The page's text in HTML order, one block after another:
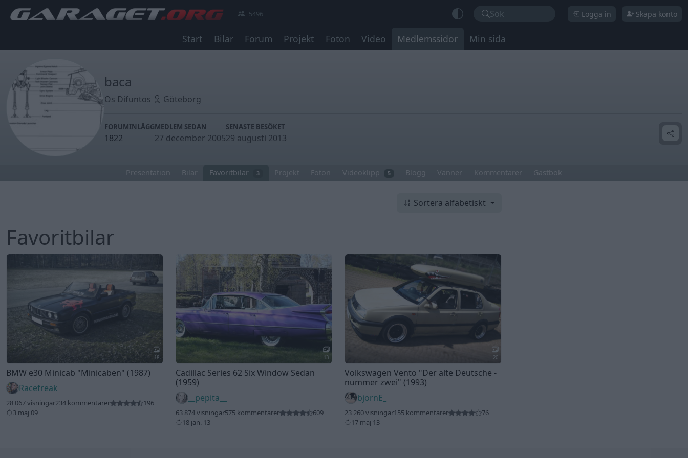
5496 Sök Logga in Skapa konto
Start Bilar Forum Projekt Foton Video Medlemssidor Min sida
baca
Os Difuntos Göteborg
FORUMINLÄGG
1822
MEDLEM SEDAN
27 december 2005
SENASTE BESÖKET
29 augusti 2013
Presentation Bilar Favoritbilar 3 Projekt Foton Videoklipp 5 Blogg Vänner Kommentarer Gästbok
Sortera alfabetiskt
Favoritbilar
18
BMW e30 Minicab "Minicaben" (1987)
Racefreak
28 067 visningar234 kommentarer
196
3 maj 09
13
Cadillac Series 62 Six Window Sedan
(1959)
__pepita__
63 874 visningar575 kommentarer
609
18 jan. 13
20
Volkswagen Vento "Der alte Deutsche -
nummer zwei" (1993)
bjornE_
23 260 visningar155 kommentarer
76
17 maj 13